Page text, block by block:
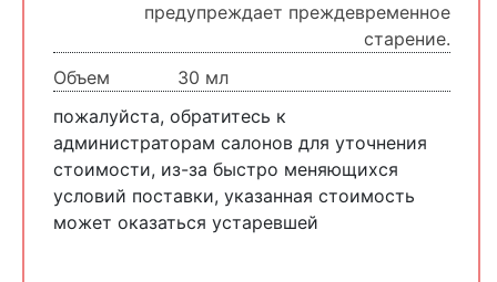
предупреждает преждевременное
старение.
Объем
30 мл
пожалуйста, обратитесь к
администраторам салонов для уточнения
стоимости, из-за быстро меняющихся
условий поставки, указанная стоимость
может оказаться устаревшей